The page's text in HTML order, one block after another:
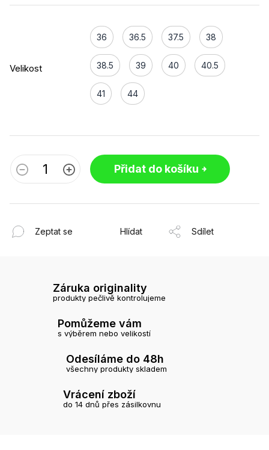
Velikost
36 36.5 37.5 38
38.5 39 40 40.5
41 44
Přidat do košíku
Zeptat se Hlídat Sdílet
Záruka originality
produkty pečlivě kontrolujeme
Pomůžeme vám
s výběrem nebo velikostí
Odesíláme do 48h
všechny produkty skladem
Vrácení zboží
do 14 dnů přes zásilkovnu